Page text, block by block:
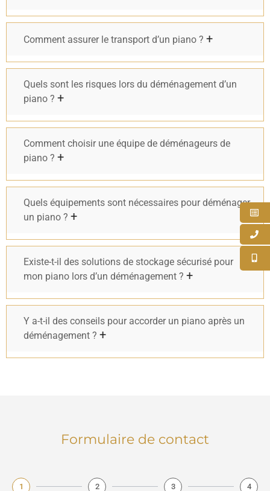
Comment assurer le transport d’un piano ?
Quels sont les risques lors du déménagement d’un
piano ?
Comment choisir une équipe de déménageurs de
piano ?
Quels équipements sont nécessaires pour déménager
un piano ?
Existe-t-il des solutions de stockage sécurisé pour
mon piano lors d’un déménagement ?
Y a-t-il des conseils pour accorder un piano après un
déménagement ?
Formulaire de contact
1 2 3 4